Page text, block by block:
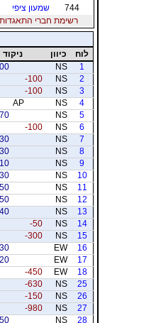
744
שמעון ציפי
רשימת חברי התאגדות נכונה
לוח כיוון ניקוד
1
NS
2
NS
-100
3
NS
-100
4
NS
AP
5
NS
6
NS
-100
7
NS
8
NS
9
NS
10
NS
11
NS
50
12
NS
50
13
NS
14
NS
-50
15
NS
-300
16
EW
17
EW
18
EW
-450
25
NS
-630
26
NS
-150
27
NS
-980
28
NS
50